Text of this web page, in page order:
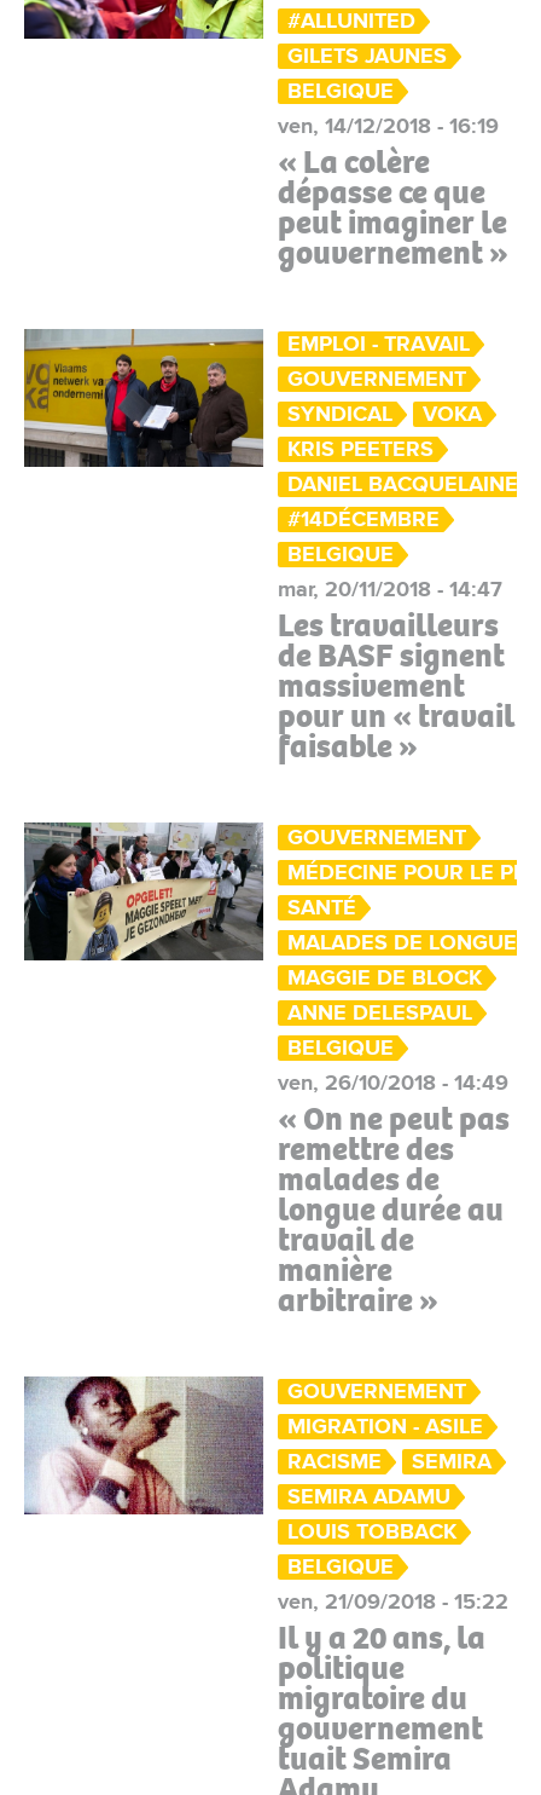
#ALLUNITED
GILETS JAUNES
BELGIQUE
ven, 14/12/2018 - 16:19
« La colère
dépasse ce que
peut imaginer le
gouvernement »
EMPLOI - TRAVAIL
GOUVERNEMENT
SYNDICAL
VOKA
KRIS PEETERS
DANIEL BACQUELAINE
#14DÉCEMBRE
BELGIQUE
mar, 20/11/2018 - 14:47
Les travailleurs
de BASF signent
massivement
pour un « travail
faisable »
GOUVERNEMENT
MÉDECINE POUR LE
SANTÉ
MALADES DE LONGUE
MAGGIE DE BLOCK
ANNE DELESPAUL
BELGIQUE
ven, 26/10/2018 - 14:49
« On ne peut pas
remettre des
malades de
longue durée au
travail de
manière
arbitraire »
GOUVERNEMENT
MIGRATION - ASILE
RACISME
SEMIRA
SEMIRA ADAMU
LOUIS TOBBACK
BELGIQUE
ven, 21/09/2018 - 15:22
Il y a 20 ans, la
politique
migratoire du
gouvernement
tuait Semira